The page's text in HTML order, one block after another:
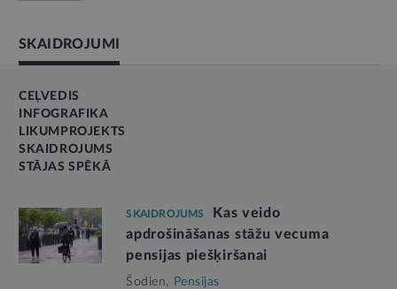
SKAIDROJUMI
CEĻVEDIS
INFOGRAFIKA
LIKUMPROJEKTS
SKAIDROJUMS
STĀJAS SPĒKĀ
SKAIDROJUMS
Kas veido
apdrošināšanas stāžu vecuma
pensijas piešķiršanai
Šodien, Pensijas